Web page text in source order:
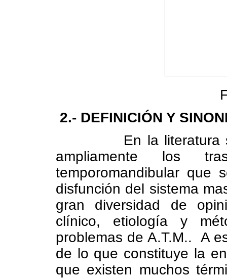
2.- DEFINICIÓN Y
En la literatura
ampliamente los
temporomandibular que
disfunción del sistema
gran diversidad de
clínico, etiología y
problemas de A.T.M..
A
de lo que constituye la
que existen muchos